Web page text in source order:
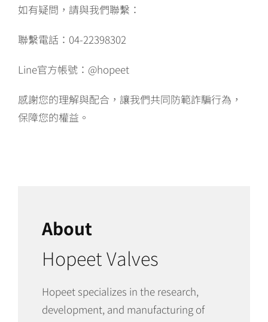
如有疑問，請與我們聯繫：
聯繫電話：04-22398302
Line官方帳號：@hopeet
感謝您的理解與配合，讓我們共同防範詐騙行為，
保障您的權益。
About
Hopeet Valves
Hopeet specializes in the research,
development, and manufacturing of